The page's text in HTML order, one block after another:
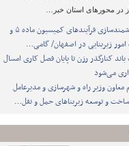
در محورهای استان خبر…
هوشمندسازی فرآیندهای کمیسیون ماده ۵ و
امور زیربنایی در اصفهان/ گامی…
کنارگذر رزن تا پایان فصل کاری امسال
می‌شود
معاون وزیر راه و شهرسازی و مدیرعامل
و توسعه زیربناهای حمل و نقل…